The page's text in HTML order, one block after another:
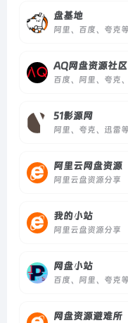
盘基地
AQ网盘资源社区
51影源网
阿里云网盘资源
阿里云盘资源分享
我的小站
阿里云盘资源分享
网盘小站
网盘资源避难所